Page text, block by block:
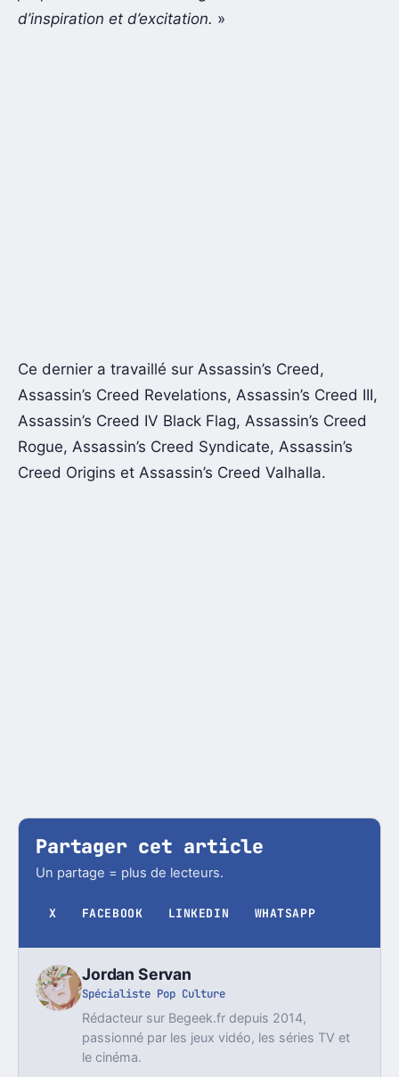
d’inspiration et d’excitation. »
Ce dernier a travaillé sur Assassin’s Creed,
Assassin’s Creed Revelations, Assassin’s Creed III,
Assassin’s Creed IV Black Flag, Assassin’s Creed
Rogue, Assassin’s Creed Syndicate, Assassin’s
Creed Origins et Assassin’s Creed Valhalla.
Partager cet article
Un partage = plus de lecteurs.
X FACEBOOK LINKEDIN WHATSAPP
Jordan Servan
Spécialiste Pop Culture
Rédacteur sur Begeek.fr depuis 2014,
passionné par les jeux vidéo, les séries TV et
le cinéma.